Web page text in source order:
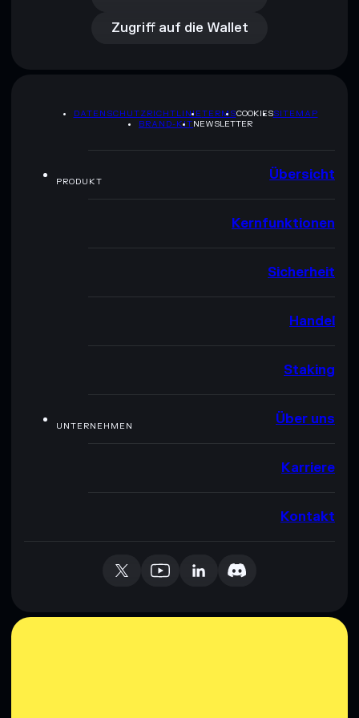
Zugriff auf die Wallet
DATENSCHUTZRICHTLINIETERMSCOOKIESSITEMAP
BRAND-KITNEWSLETTER
PRODUKT Übersicht
Kernfunktionen
Sicherheit
Handel
Staking
UNTERNEHMEN Über uns
Karriere
Kontakt